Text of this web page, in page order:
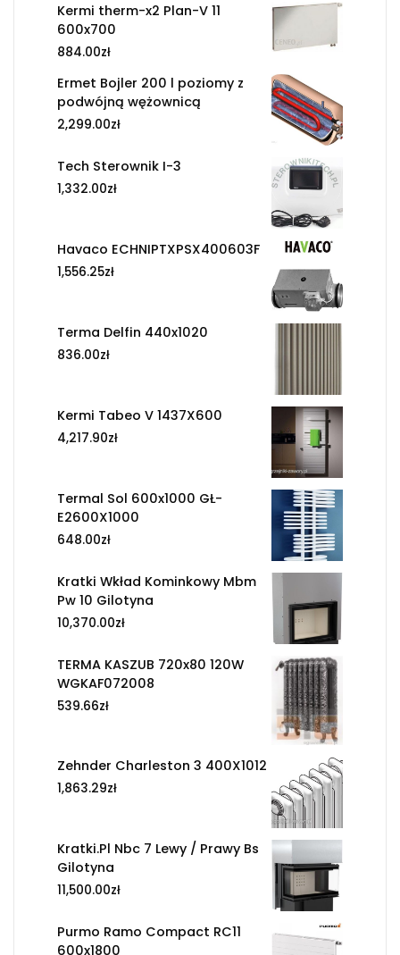
Kermi therm-x2 Plan-V 11
600x700
884.00zł
Ermet Bojler 200 l poziomy z
podwójną wężownicą
2,299.00zł
Tech Sterownik I-3
1,332.00zł
Havaco ECHNIPTXPSX400603F
1,556.25zł
Terma Delfin 440x1020
836.00zł
Kermi Tabeo V 1437X600
4,217.90zł
Termal Sol 600x1000 GŁ-
E2600X1000
648.00zł
Kratki Wkład Kominkowy Mbm
Pw 10 Gilotyna
10,370.00zł
TERMA KASZUB 720x80 120W
WGKAF072008
539.66zł
Zehnder Charleston 3 400X1012
1,863.29zł
Kratki.Pl Nbc 7 Lewy / Prawy Bs
Gilotyna
11,500.00zł
Purmo Ramo Compact RC11
600x1800